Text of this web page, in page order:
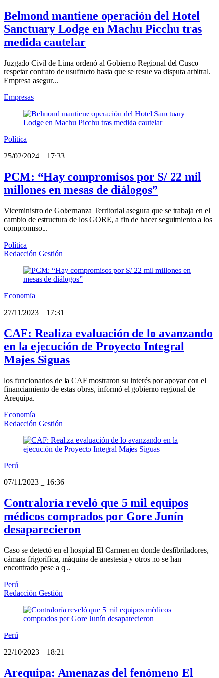
Belmond mantiene operación del Hotel
Sanctuary Lodge en Machu Picchu tras
medida cautelar
Juzgado Civil de Lima ordenó al Gobierno Regional del Cusco
respetar contrato de usufructo hasta que se resuelva disputa arbitral.
Empresa asegur...
Empresas
Política
25/02/2024
17:33
PCM: “Hay compromisos por S/ 22 mil
millones en mesas de diálogos”
Viceministro de Gobernanza Territorial asegura que se trabaja en el
cambio de estructura de los GORE, a fin de hacer seguimiento a los
compromiso...
Política
Redacción Gestión
Economía
27/11/2023
17:31
CAF: Realiza evaluación de lo avanzando
en la ejecución de Proyecto Integral
Majes Siguas
los funcionarios de la CAF mostraron su interés por apoyar con el
financiamiento de estas obras, informó el gobierno regional de
Arequipa.
Economía
Redacción Gestión
Perú
07/11/2023
16:36
Contraloría reveló que 5 mil equipos
médicos comprados por Gore Junín
desaparecieron
Caso se detectó en el hospital El Carmen en donde desfibriladores,
cámara frigorífica, máquina de anestesia y otros no se han
encontrado pese a q...
Perú
Redacción Gestión
Perú
22/10/2023
18:21
Arequipa: Amenazas del fenómeno El